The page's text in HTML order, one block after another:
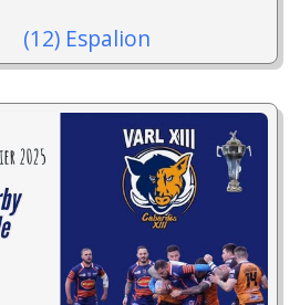
(12) Espalion